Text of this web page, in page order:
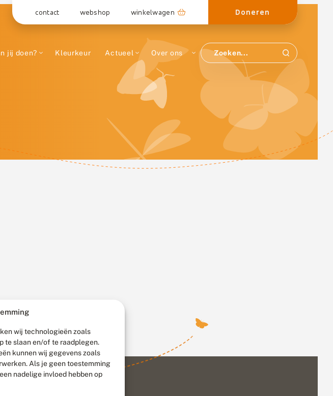
wij technologieën zoals
te slaan en/of te raadplegen.
kunnen wij gegevens zoals
Als je geen toestemming
nadelige invloed hebben op
contact webshop winkelwagen Doneren
jij doen? Kleurkeur Actueel Over ons